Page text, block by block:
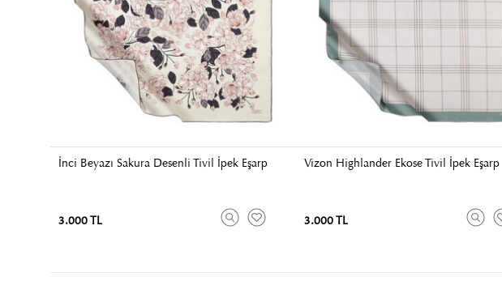
İnci Beyazı Sakura Desenli Tivil İpek Eşarp
3.000 TL
Vizon Highlander Ekose Tivil İpek Eşarp
3.000 TL